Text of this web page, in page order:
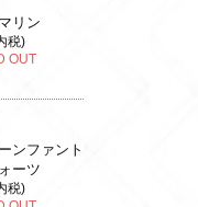
リン
税)
OUT
ンファント
ーツ
税)